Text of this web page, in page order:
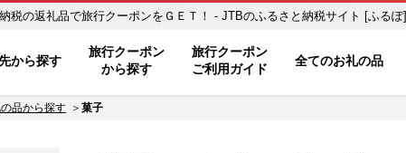
礼の品一覧 ふるさと納税の返礼品で旅行クーポンをＧＥＴ！ - JTBのふるさと納税サイト [ふるぽ]
から探す
旅行クーポン
から探す
旅行クーポン
ご利用ガイド
全てのお礼の品
品から探す 菓子